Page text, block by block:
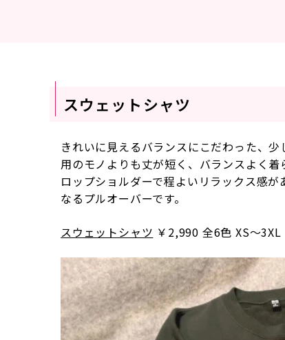
スウェットシャツ
きれいに見えるバランスにこだわった、
用のモノよりも丈が短く、バランスよく
ロップショルダーで程よいリラックス感
なるプルオーバーです。
スウェットシャツ ￥2,990 全6色 XS～3XL